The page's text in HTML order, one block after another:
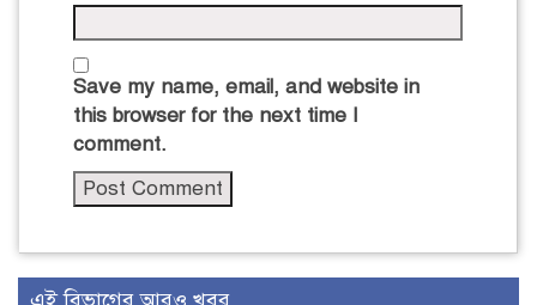
Save my name, email, and website in
this browser for the next time I
comment.